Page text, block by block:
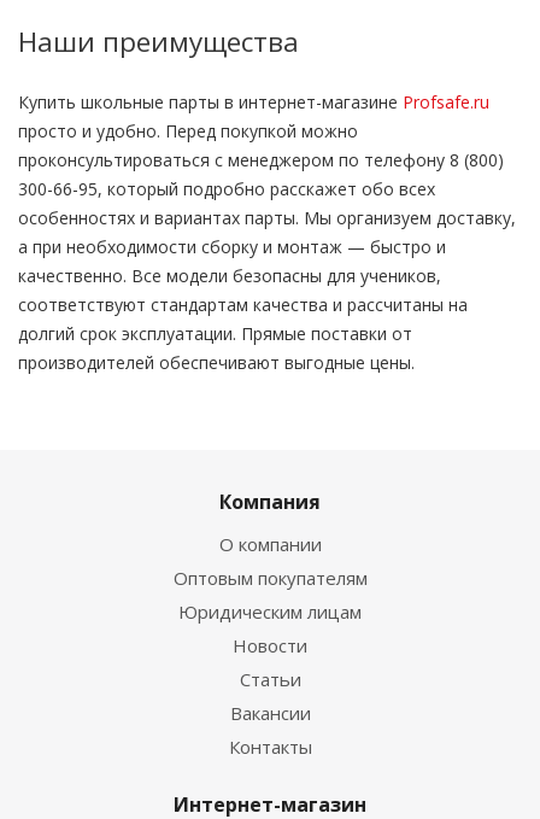
Наши преимущества
Купить школьные парты в интернет-магазине Profsafe.ru
просто и удобно. Перед покупкой можно
проконсультироваться с менеджером по телефону 8 (800)
300-66-95, который подробно расскажет обо всех
особенностях и вариантах парты. Мы организуем доставку,
а при необходимости сборку и монтаж — быстро и
качественно. Все модели безопасны для учеников,
соответствуют стандартам качества и рассчитаны на
долгий срок эксплуатации. Прямые поставки от
производителей обеспечивают выгодные цены.
Компания
О компании
Оптовым покупателям
Юридическим лицам
Новости
Статьи
Вакансии
Контакты
Интернет-магазин